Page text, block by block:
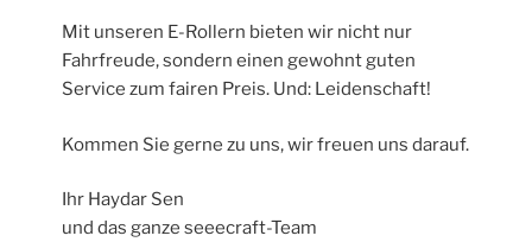
Mit unseren E-Rollern bieten wir nicht nur
Fahrfreude, sondern einen gewohnt guten
Service zum fairen Preis. Und: Leidenschaft!
Kommen Sie gerne zu uns, wir freuen uns darauf.
Ihr Haydar Sen
und das ganze seeecraft-Team